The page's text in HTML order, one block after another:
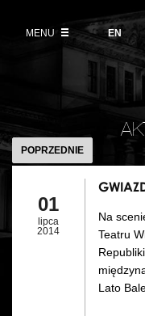
angielski
EN
MENUWystawy 2026/27
Informacje dla
Zwroty biletów
Aktualności
Polski Balet
Miejsce
Kulisy
Historia
DZIAŁALNOŚĆ
Galeria Opera
Muzeum Teatralne
Akademia Operowa
Konkurs
POPRZEDNIE
01
lipca
2014
Na
Teatru
Lato